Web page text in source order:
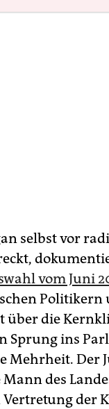
selbst vor
vom Juni
Politikern
über die
Sprung ins
Mehrheit. Der
des
der